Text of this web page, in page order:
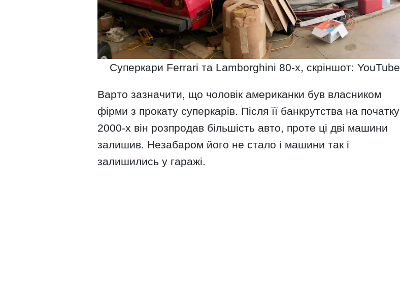
Суперкари Ferrari та Lamborghini 80-х, скріншот: YouTube
Варто зазначити, що чоловік американки був власником
фірми з прокату суперкарів. Після її банкрутства на початку
2000-х він розпродав більшість авто, проте ці дві машини
залишив. Незабаром його не стало і машини так і
залишились у гаражі.